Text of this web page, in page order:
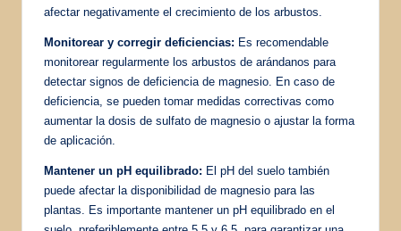
afectar negativamente el crecimiento de los arbustos.
Monitorear y corregir deficiencias: Es recomendable
monitorear regularmente los arbustos de arándanos para
detectar signos de deficiencia de magnesio. En caso de
deficiencia, se pueden tomar medidas correctivas como
aumentar la dosis de sulfato de magnesio o ajustar la forma
de aplicación.
Mantener un pH equilibrado: El pH del suelo también
puede afectar la disponibilidad de magnesio para las
plantas. Es importante mantener un pH equilibrado en el